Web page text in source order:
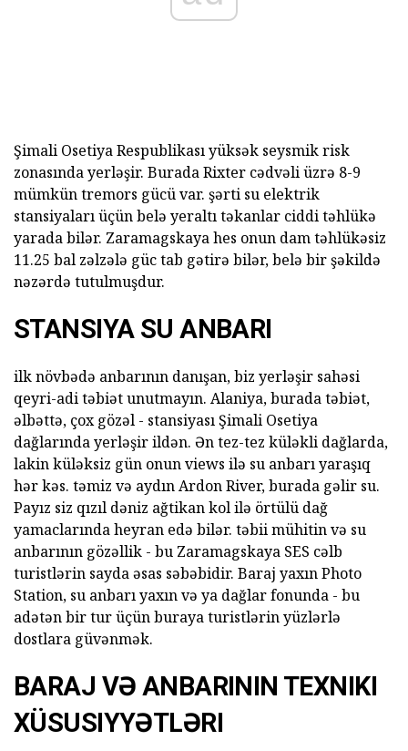
Şimali Osetiya Respublikası yüksək seysmik risk
zonasında yerləşir. Burada Rixter cədvəli üzrə 8-9
mümkün tremors gücü var. şərti su elektrik
stansiyaları üçün belə yeraltı təkanlar ciddi təhlükə
yarada bilər. Zaramagskaya hes onun dam təhlükəsiz
11.25 bal zəlzələ güc tab gətirə bilər, belə bir şəkildə
nəzərdə tutulmuşdur.
STANSIYA SU ANBARI
ilk növbədə anbarının danışan, biz yerləşir sahəsi
qeyri-adi təbiət unutmayın. Alaniya, burada təbiət,
əlbəttə, çox gözəl - stansiyası Şimali Osetiya
dağlarında yerləşir ildən. Ən tez-tez küləkli dağlarda,
lakin küləksiz gün onun views ilə su anbarı yaraşıq
hər kəs. təmiz və aydın Ardon River, burada gəlir su.
Payız siz qızıl dəniz ağtikan kol ilə örtülü dağ
yamaclarında heyran edə bilər. təbii mühitin və su
anbarının gözəllik - bu Zaramagskaya SES cəlb
turistlərin sayda əsas səbəbidir. Baraj yaxın Photo
Station, su anbarı yaxın və ya dağlar fonunda - bu
adətən bir tur üçün buraya turistlərin yüzlərlə
dostlara güvənmək.
BARAJ VƏ ANBARININ TEXNIKI
XÜSUSIYYƏTLƏRI